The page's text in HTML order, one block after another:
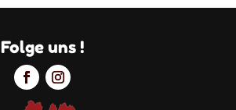
Folge uns !